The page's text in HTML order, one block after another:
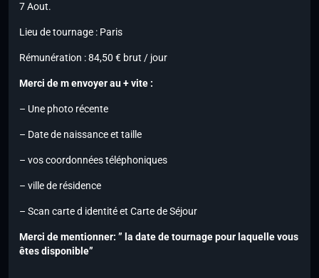
7 Aout.
Lieu de tournage : Paris
Rémunération : 84,50 € brut / jour
Merci de m envoyer au + vite :
– Une photo récente
– Date de naissance et taille
– vos coordonnées téléphoniques
– ville de résidence
– Scan carte d identité et Carte de Séjour
Merci de mentionner: ” la date de tournage pour laquelle vous
êtes disponible”